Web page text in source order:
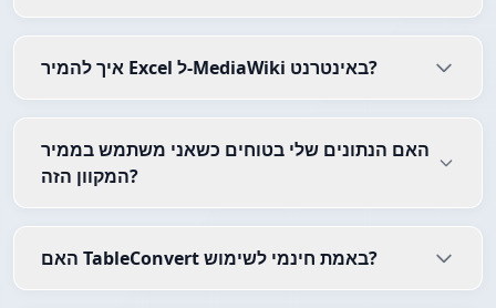
איך להמיר Excel ל-MediaWiki באינטרנט?
האם הנתונים שלי בטוחים כשאני משתמש בממיר
המקוון הזה?
האם TableConvert באמת חינמי לשימוש?